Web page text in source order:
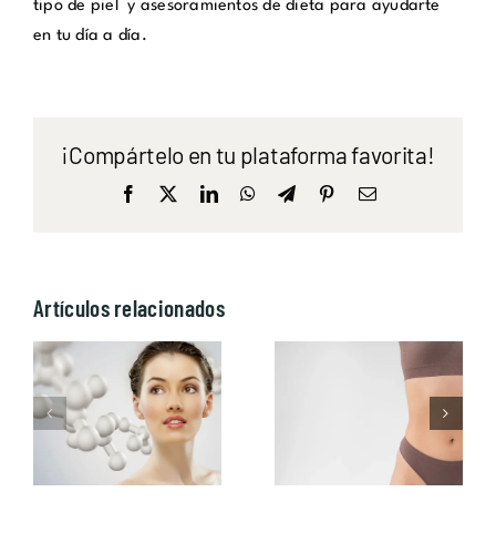
tipo de piel y asesoramientos de dieta para ayudarte
en tu día a día.
¡Compártelo en tu plataforma favorita!
Facebook LinkedInWhatsApp
TelegramPinterestCorreo
Artículos relacionados
Cosmética
personalizada:
El cuidado de
la piel
Las mejores
cremas
reductoras
Vagheggi